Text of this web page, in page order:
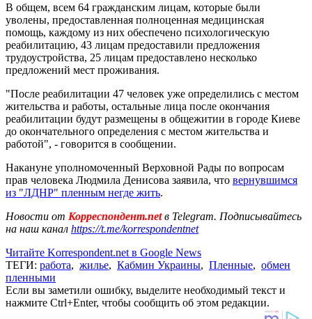
В общем, всем 64 гражданским лицам, которые были
уволены, предоставленная полноценная медицинская
помощь, каждому из них обеспечено психологическую
реабилитацию, 43 лицам предоставили предложения
трудоустройства, 25 лицам предоставлено несколько
предложений мест проживания.
"После реабилитации 47 человек уже определились с местом
жительства и работы, остальные лица после окончания
реабилитации будут размещены в общежитии в городе Киеве
до окончательного определения с местом жительства и
работой", - говорится в сообщении.
Накануне уполномоченный Верховной Рады по вопросам
прав человека Людмила Денисова заявила, что вернувшимся
из "ЛДНР" пленным негде жить.
Новости от Корреспондент.netв Telegram. Подписывайтесь
на наш канал https://t.me/korrespondentnet
Читайте Korrespondent.net в Google News
ТЕГИ: работа, жилье, Кабмин Украины, Пленные, обмен
пленными
Если вы заметили ошибку, выделите необходимый текст и
нажмите Ctrl+Enter, чтобы сообщить об этом редакции.